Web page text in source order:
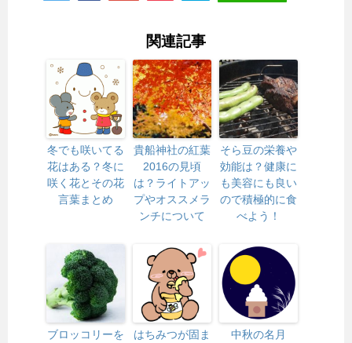
関連記事
冬でも咲いてる
花はある？冬に
咲く花とその花
言葉まとめ
貴船神社の紅葉
2016の見頃
は？ライトアッ
プやオススメラ
ンチについて
そら豆の栄養や
効能は？健康に
も美容にも良い
ので積極的に食
べよう！
ブロッコリーを
はちみつが固ま
中秋の名月